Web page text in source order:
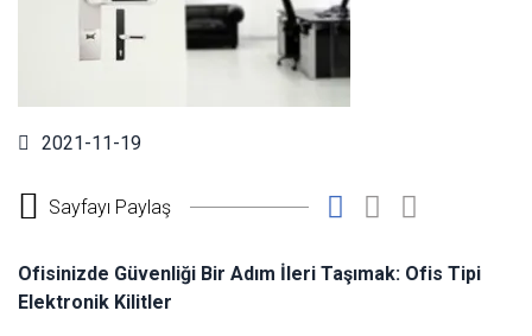
2021-11-19
Sayfayı Paylaş
Ofisinizde Güvenliği Bir Adım İleri Taşımak: Ofis Tipi
Elektronik Kilitler